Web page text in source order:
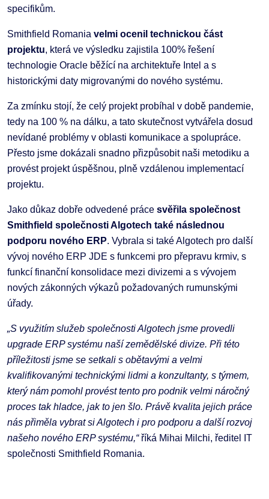
specifikům.
Smithfield Romania velmi ocenil technickou část
projektu, která ve výsledku zajistila 100% řešení
technologie Oracle běžící na architektuře Intel a s
historickými daty migrovanými do nového systému.
Za zmínku stojí, že celý projekt probíhal v době pandemie,
tedy na 100 % na dálku, a tato skutečnost vytvářela dosud
nevídané problémy v oblasti komunikace a spolupráce.
Přesto jsme dokázali snadno přizpůsobit naši metodiku a
provést projekt úspěšnou, plně vzdálenou implementací
projektu.
Jako důkaz dobře odvedené práce svěřila společnost
Smithfield společnosti Algotech také následnou
podporu nového ERP. Vybrala si také Algotech pro další
vývoj nového ERP JDE s funkcemi pro přepravu krmiv, s
funkcí finanční konsolidace mezi divizemi a s vývojem
nových zákonných výkazů požadovaných rumunskými
úřady.
„S využitím služeb společnosti Algotech jsme provedli
upgrade ERP systému naší zemědělské divize. Při této
příležitosti jsme se setkali s obětavými a velmi
kvalifikovanými technickými lidmi a konzultanty, s týmem,
který nám pomohl provést tento pro podnik velmi náročný
proces tak hladce, jak to jen šlo. Právě kvalita jejich práce
nás přiměla vybrat si Algotech i pro podporu a další rozvoj
našeho nového ERP systému,“říká Mihai Milchi, ředitel IT
společnosti Smithfield Romania.